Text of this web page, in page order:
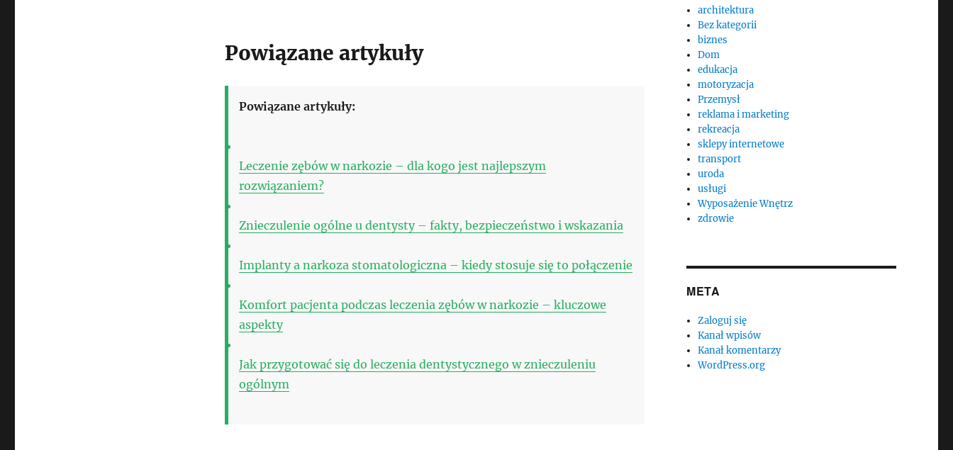
Powiązane artykuły
Powiązane artykuły:
Leczenie zębów w narkozie – dla kogo jest najlepszym
rozwiązaniem?
Znieczulenie ogólne u dentysty – fakty, bezpieczeństwo i wskazania
Implanty a narkoza stomatologiczna – kiedy stosuje się to połączenie
Komfort pacjenta podczas leczenia zębów w narkozie – kluczowe
aspekty
Jak przygotować się do leczenia dentystycznego w znieczuleniu
ogólnym
architektura
Bez kategorii
biznes
Dom
edukacja
motoryzacja
Przemysł
reklama i marketing
rekreacja
sklepy internetowe
transport
uroda
usługi
Wyposażenie Wnętrz
zdrowie
META
Zaloguj się
Kanał wpisów
Kanał komentarzy
WordPress.org